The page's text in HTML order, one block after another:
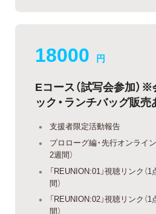
18000 円
Eコース（試写会参加）
ック・ランチバッグ販売
支援者限定活動報告
プロローグ編・先行オンライ
2週間）
「REUNION:01」視聴リンク（
間）
「REUNION:02」視聴リンク（
間）